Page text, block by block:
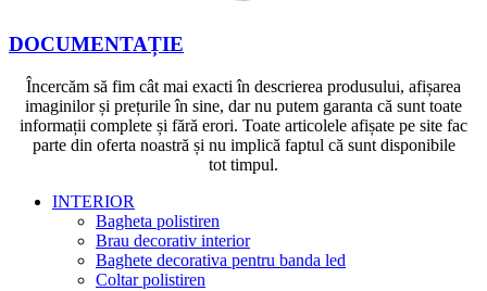
DOCUMENTAȚIE
Încercăm să fim cât mai exacti în descrierea produsului, afișarea
imaginilor și prețurile în sine, dar nu putem garanta că sunt toate
informații complete și fără erori. Toate articolele afișate pe site fac
parte din oferta noastră și nu implică faptul că sunt disponibile
tot timpul.
INTERIOR
Bagheta polistiren
Brau decorativ interior
Baghete decorativa pentru banda led
Coltar polistiren